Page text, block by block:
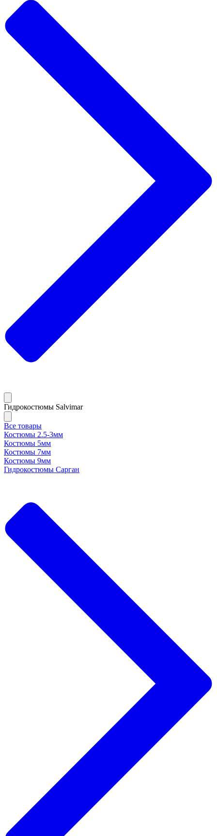
Гидрокостюмы Salvimar
Все товары
Костюмы 2.5-3мм
Костюмы 5мм
Костюмы 7мм
Костюмы 9мм
Гидрокостюмы Сарган